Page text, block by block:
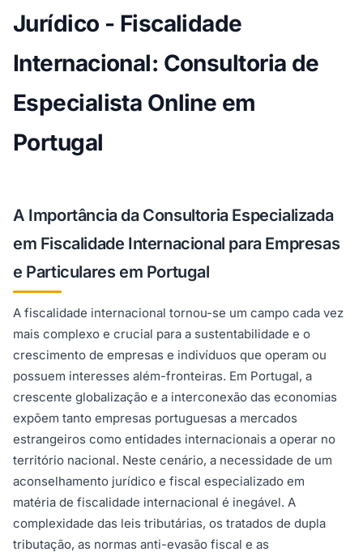
Jurídico - Fiscalidade
Internacional: Consultoria de
Especialista Online em
Portugal
A Importância da Consultoria Especializada
em Fiscalidade Internacional para Empresas
e Particulares em Portugal
A fiscalidade internacional tornou-se um campo cada vez
mais complexo e crucial para a sustentabilidade e o
crescimento de empresas e indivíduos que operam ou
possuem interesses além-fronteiras. Em Portugal, a
crescente globalização e a interconexão das economias
expõem tanto empresas portuguesas a mercados
estrangeiros como entidades internacionais a operar no
território nacional. Neste cenário, a necessidade de um
aconselhamento jurídico e fiscal especializado em
matéria de fiscalidade internacional é inegável. A
complexidade das leis tributárias, os tratados de dupla
tributação, as normas anti-evasão fiscal e as